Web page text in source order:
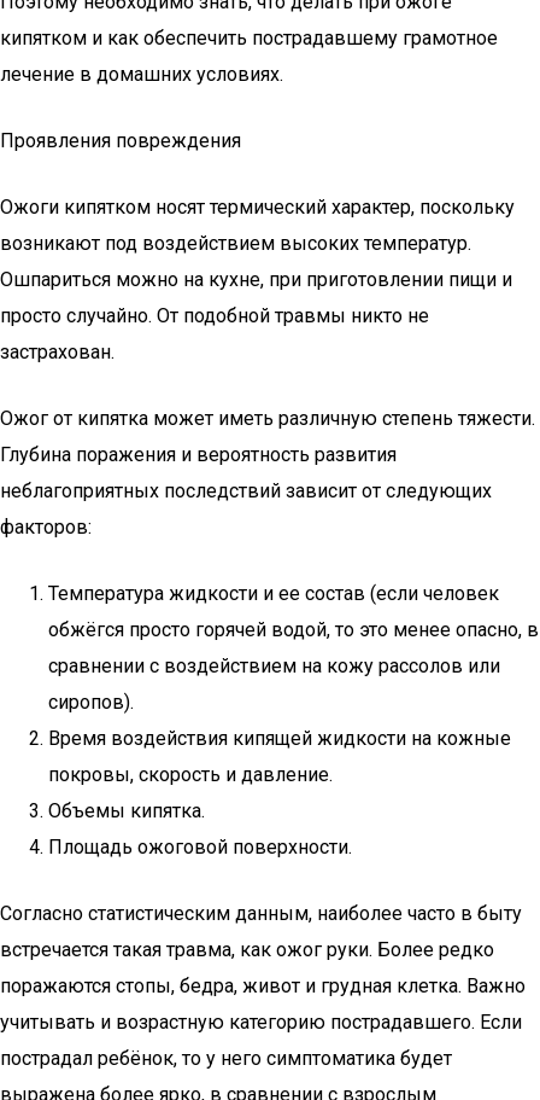
кипятком и как обеспечить пострадавшему грамотное
лечение в домашних условиях.
Проявления повреждения
Ожоги кипятком носят термический характер, поскольку
возникают под воздействием высоких температур.
Ошпариться можно на кухне, при приготовлении пищи и
просто случайно. От подобной травмы никто не
застрахован.
Ожог от кипятка может иметь различную степень тяжести.
Глубина поражения и вероятность развития
неблагоприятных последствий зависит от следующих
факторов:
Температура жидкости и ее состав (если человек
обжёгся просто горячей водой, то это менее опасно, в
сравнении с воздействием на кожу рассолов или
сиропов).
Время воздействия кипящей жидкости на кожные
покровы, скорость и давление.
Объемы кипятка.
Площадь ожоговой поверхности.
Согласно статистическим данным, наиболее часто в быту
встречается такая травма, как ожог руки. Более редко
поражаются стопы, бедра, живот и грудная клетка. Важно
учитывать и возрастную категорию пострадавшего. Если
пострадал ребёнок, то у него симптоматика будет
выражена более ярко, в сравнении с взрослым